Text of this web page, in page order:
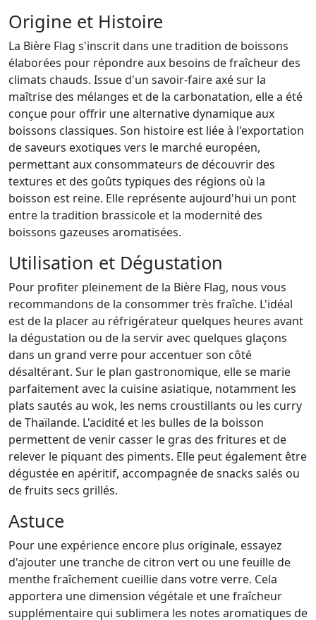
Origine et Histoire
La Bière Flag s'inscrit dans une tradition de boissons
élaborées pour répondre aux besoins de fraîcheur des
climats chauds. Issue d'un savoir-faire axé sur la
maîtrise des mélanges et de la carbonatation, elle a été
conçue pour offrir une alternative dynamique aux
boissons classiques. Son histoire est liée à l'exportation
de saveurs exotiques vers le marché européen,
permettant aux consommateurs de découvrir des
textures et des goûts typiques des régions où la
boisson est reine. Elle représente aujourd'hui un pont
entre la tradition brassicole et la modernité des
boissons gazeuses aromatisées.
Utilisation et Dégustation
Pour profiter pleinement de la Bière Flag, nous vous
recommandons de la consommer très fraîche. L'idéal
est de la placer au réfrigérateur quelques heures avant
la dégustation ou de la servir avec quelques glaçons
dans un grand verre pour accentuer son côté
désaltérant. Sur le plan gastronomique, elle se marie
parfaitement avec la cuisine asiatique, notamment les
plats sautés au wok, les nems croustillants ou les curry
de Thaïlande. L'acidité et les bulles de la boisson
permettent de venir casser le gras des fritures et de
relever le piquant des piments. Elle peut également être
dégustée en apéritif, accompagnée de snacks salés ou
de fruits secs grillés.
Astuce
Pour une expérience encore plus originale, essayez
d'ajouter une tranche de citron vert ou une feuille de
menthe fraîchement cueillie dans votre verre. Cela
apportera une dimension végétale et une fraîcheur
supplémentaire qui sublimera les notes aromatiques de